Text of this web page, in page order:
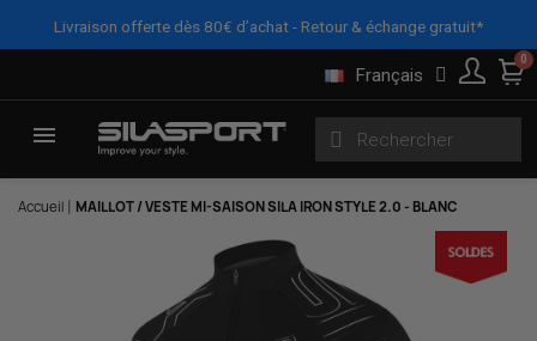
Livraison offerte dès 80€ d’achat - Retour & échange gratuit*
Français
Accueil MAILLOT / VESTE MI-SAISON SILA IRON STYLE 2.0 - BLANC